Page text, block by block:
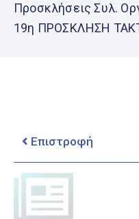
Ενημέρωση
English
Προσκλήσεις Συλ.
19η ΠΡΟΣΚΛΗΣΗ
Επιστροφή